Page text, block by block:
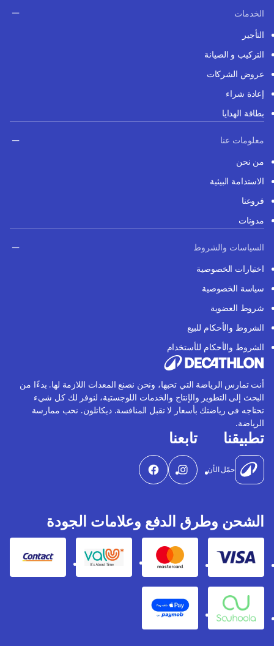
الخدمات
التأجير
التركيب و الصيانة
عروض الشركات
إعادة شراء
بطاقة الهدايا
معلومات عنا
من نحن
الاستدامة البيئية
فروعنا
مدونات
السياسات والشروط
اختيارات الخصوصية
سياسة الخصوصية
شروط العضوية
الشروط والأحكام للبيع
الشروط والأحكام للأستخدام
أنت تمارس الرياضة التي تحبها، ونحن نصنع المعدات اللازمة لها. بدءًا من
البحث إلى التطوير والإنتاج والخدمات اللوجستية، لنوفر لك كل شيء
تحتاجه في رياضتك بأسعار لا تقبل المنافسة. ديكاتلون. نحب ممارسة
الرياضة.
تطبيقنا
حمّل الأن
تابعنا
الشحن وطرق الدفع وعلامات الجودة
Visa
Mastercard
Valu
Contact
Souhoola
Apple Pay